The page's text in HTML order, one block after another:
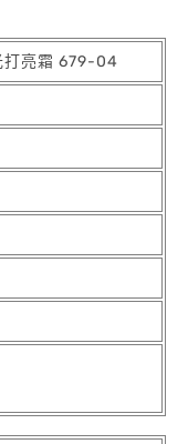
打亮霜 679-04